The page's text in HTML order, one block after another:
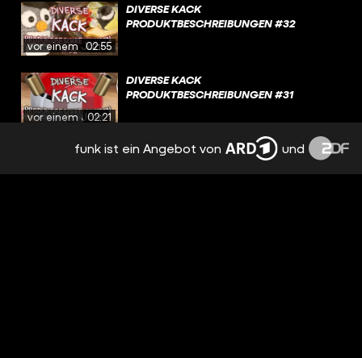
vor einem Jahr
02:55
DIVERSE KACK
PRODUKTBESCHREIBUNGEN #32
vor einem Jahr
02:21
DIVERSE KACK
PRODUKTBESCHREIBUNGEN #31
TELEKADDI – POKÉBOOBS
funk ist ein Angebot von und